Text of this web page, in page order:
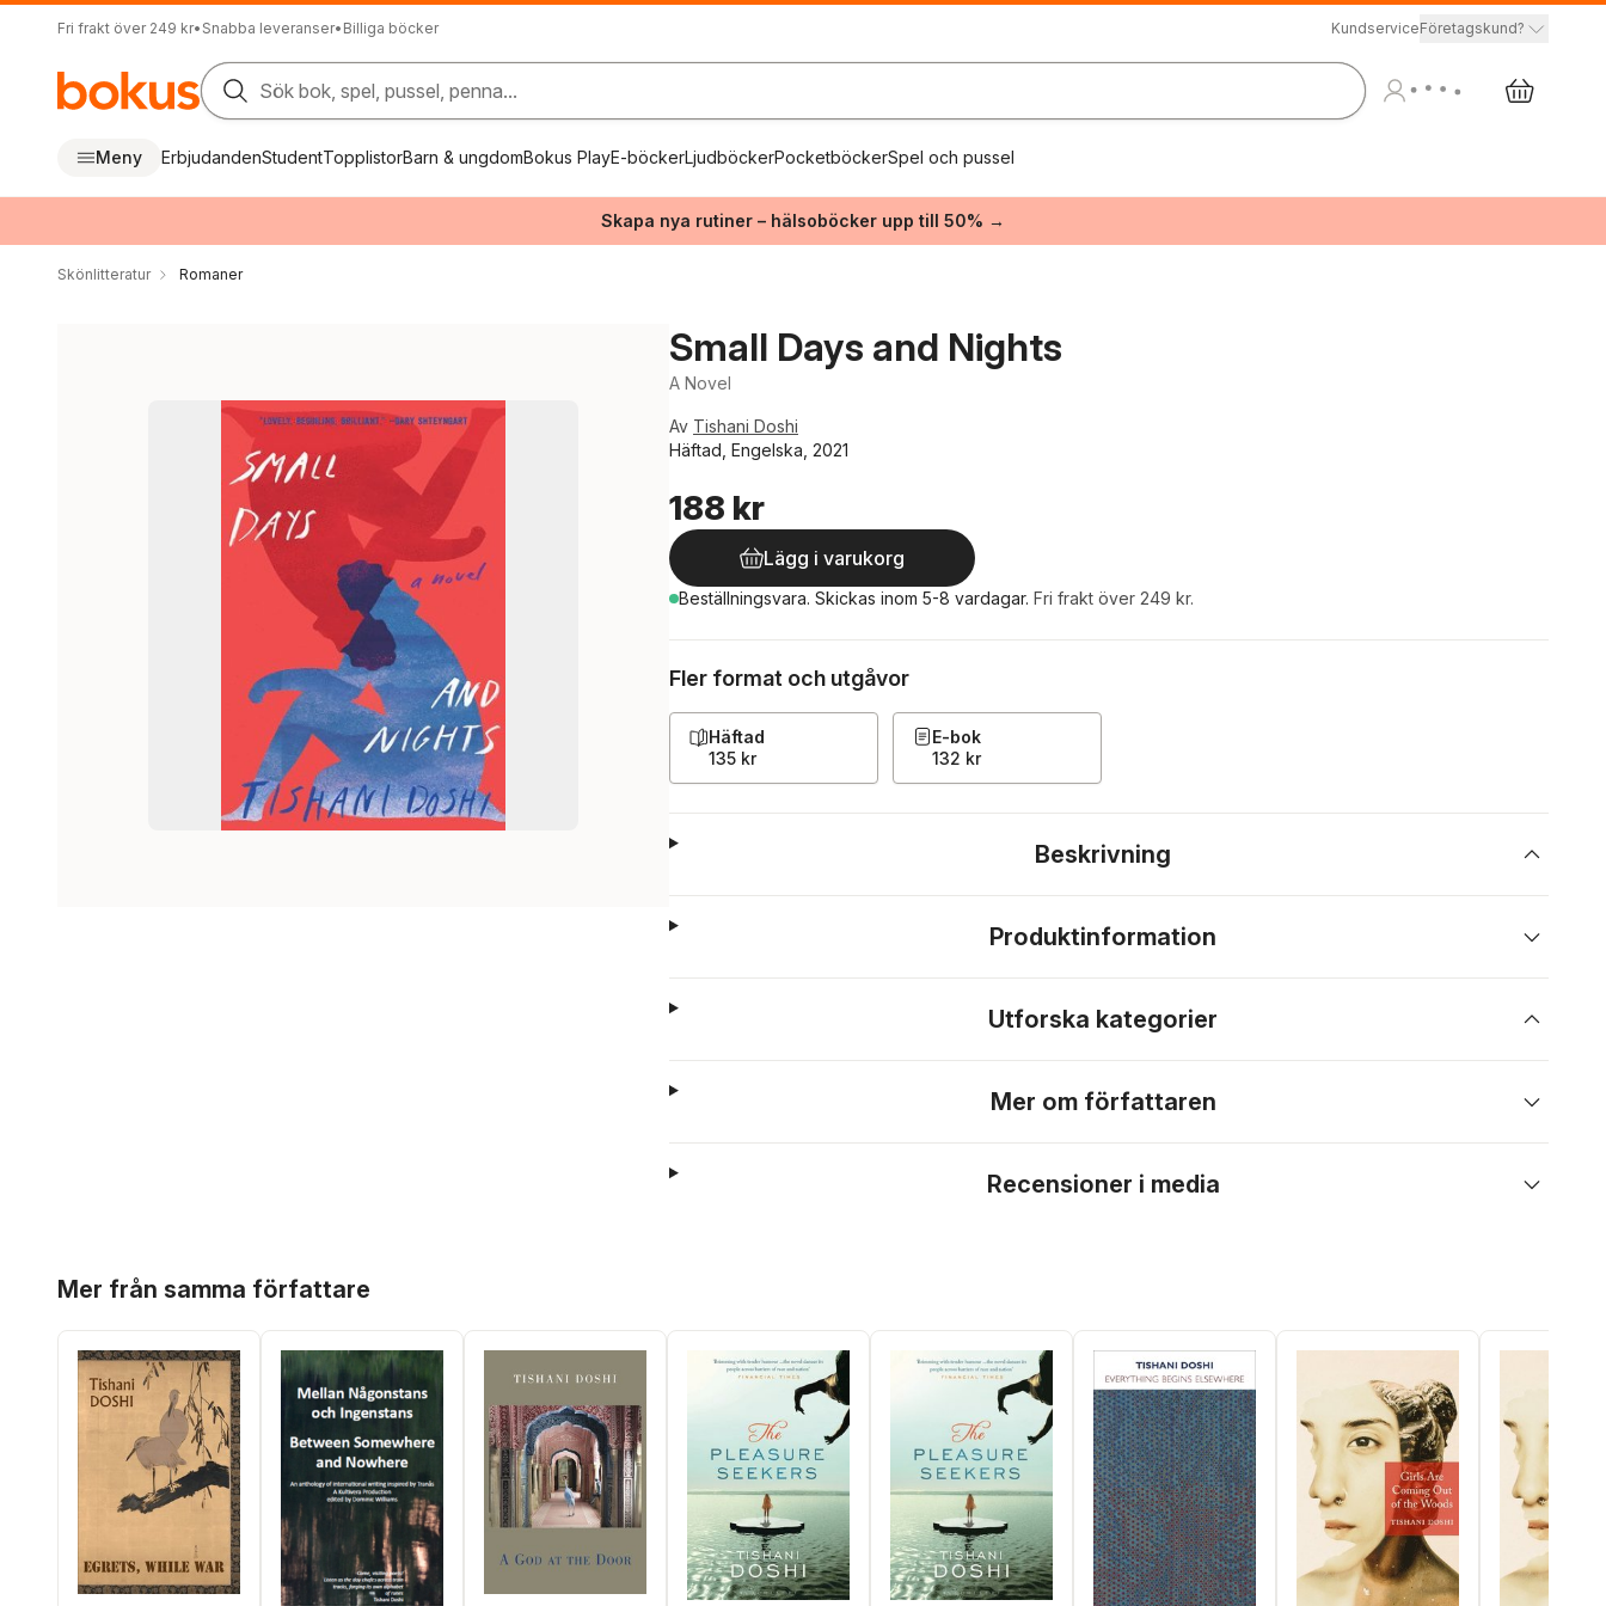
Fri frakt över 249 kr• Snabba leveranser• Billiga böcker KundserviceFöretagskund?
Sök bok, spel, pussel, penna...
Meny ErbjudandenStudentTopplistorBarn & ungdomBokus PlayE-böckerLjudböckerPocketböckerSpel och pussel
Skapa nya rutiner – hälsoböcker upp till 50% →
Skönlitteratur Romaner
Small Days and Nights
A Novel
Av Tishani Doshi
Häftad, Engelska, 2021
188 kr
Lägg i varukorg
Beställningsvara. Skickas inom 5-8 vardagar. Fri frakt över 249 kr.
Fler format och utgåvor
Häftad
135 kr
E-bok
132 kr
Beskrivning
Produktinformation
Utforska kategorier
Mer om författaren
Recensioner i media
Mer från samma författare